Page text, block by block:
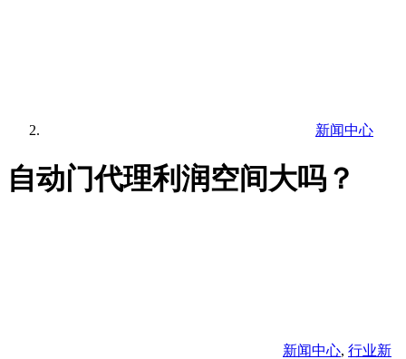
新闻中心
自动门代理利润空间大吗？
新闻中心, 行业新